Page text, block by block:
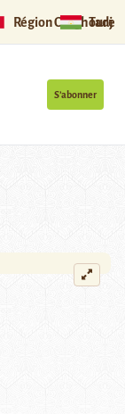
Région Ouïghoure
S’abonner